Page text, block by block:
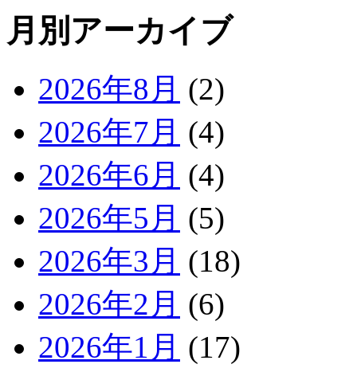
月別アーカイブ
2026年8月 (2)
2026年7月 (4)
2026年6月 (4)
2026年5月 (5)
2026年3月 (18)
2026年2月 (6)
2026年1月 (17)